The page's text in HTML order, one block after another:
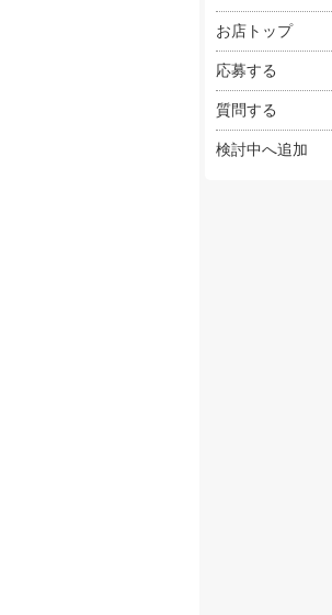
お店トップ
応募する
質問する
検討中へ追加